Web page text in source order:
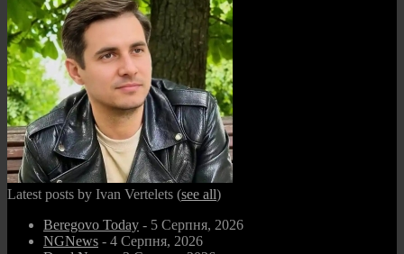
Latest posts by Ivan Vertelets (see all)
Beregovo Today - 5 Серпня, 2026
NGNews - 4 Серпня, 2026